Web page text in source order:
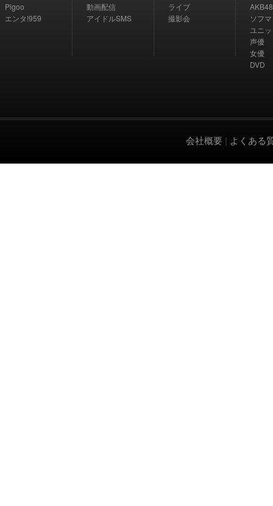
Pigoo
エンタ!959
動画配信
アイドルSMS
ライブ
撮影会
AKB48
ソフ
ユニ
声優
女優
DVD
会社概要 | よくある